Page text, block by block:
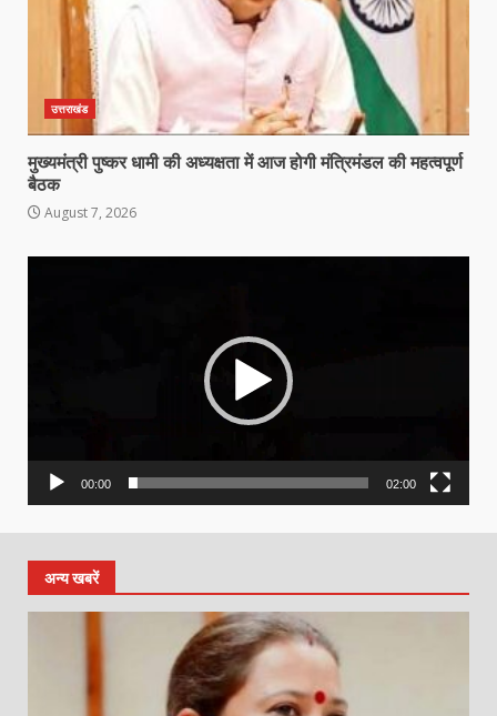
उत्तराखंड
मुख्यमंत्री पुष्कर धामी की अध्यक्षता में आज होगी मंत्रिमंडल की महत्वपूर्ण
बैठक
August 7, 2026
00:00 02:00
अन्य खबरें